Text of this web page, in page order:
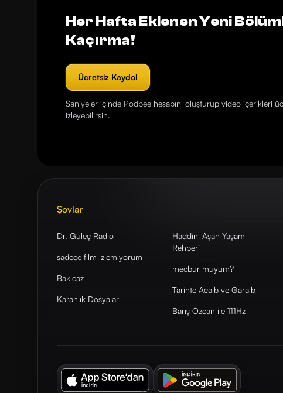
Her Hafta Eklenen Yeni
Kaçırma!
Ücretsiz Kaydol
Saniyeler içinde Podbee hesabını oluşturup video içerikleri
izleyebilirsin.
Şovlar
Dr. Güleç Radio
sadece film izlemiyorum
Bakıcaz
Karanlık Dosyalar
Haddini Aşan Yaşam
Rehberi
mecbur muyum?
Tarihte Acaib ve Garaib
Barış Özcan ile 111Hz